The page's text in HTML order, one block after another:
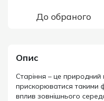
До обраного
Опис
Старіння – це
прискорюватися такими
вплив зовнішнього